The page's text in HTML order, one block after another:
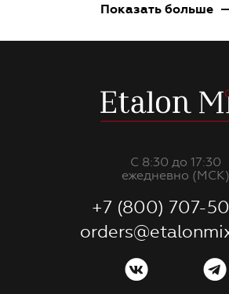
Показать больше
С 8:30 до 17:30
ежедневно (МСК)
+7 (800) 707-